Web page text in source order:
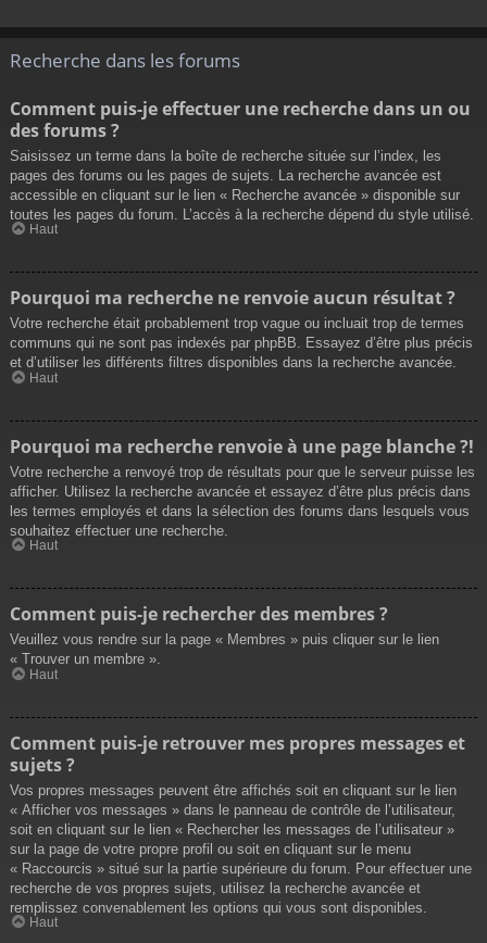
Recherche dans les forums
Comment puis-je effectuer une recherche dans un ou
des forums ?
Saisissez un terme dans la boîte de recherche située sur l’index, les
pages des forums ou les pages de sujets. La recherche avancée est
accessible en cliquant sur le lien « Recherche avancée » disponible sur
toutes les pages du forum. L’accès à la recherche dépend du style utilisé.
Haut
Pourquoi ma recherche ne renvoie aucun résultat ?
Votre recherche était probablement trop vague ou incluait trop de termes
communs qui ne sont pas indexés par phpBB. Essayez d’être plus précis
et d’utiliser les différents filtres disponibles dans la recherche avancée.
Haut
Pourquoi ma recherche renvoie à une page blanche ?!
Votre recherche a renvoyé trop de résultats pour que le serveur puisse les
afficher. Utilisez la recherche avancée et essayez d’être plus précis dans
les termes employés et dans la sélection des forums dans lesquels vous
souhaitez effectuer une recherche.
Haut
Comment puis-je rechercher des membres ?
Veuillez vous rendre sur la page « Membres » puis cliquer sur le lien
« Trouver un membre ».
Haut
Comment puis-je retrouver mes propres messages et
sujets ?
Vos propres messages peuvent être affichés soit en cliquant sur le lien
« Afficher vos messages » dans le panneau de contrôle de l’utilisateur,
soit en cliquant sur le lien « Rechercher les messages de l’utilisateur »
sur la page de votre propre profil ou soit en cliquant sur le menu
« Raccourcis » situé sur la partie supérieure du forum. Pour effectuer une
recherche de vos propres sujets, utilisez la recherche avancée et
remplissez convenablement les options qui vous sont disponibles.
Haut